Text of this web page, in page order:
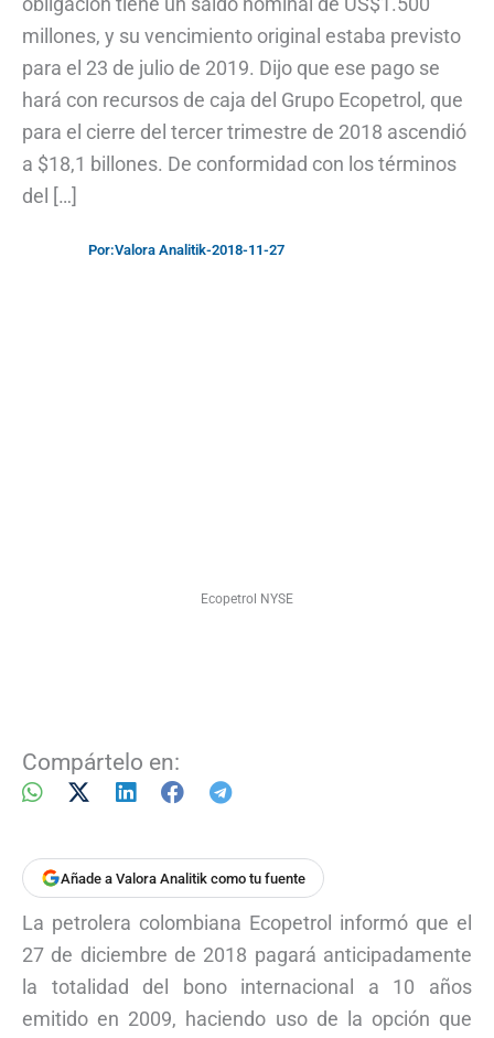
millones, y su vencimiento original estaba previsto
para el 23 de julio de 2019. Dijo que ese pago se
hará con recursos de caja del Grupo Ecopetrol, que
para el cierre del tercer trimestre de 2018 ascendió
a $18,1 billones. De conformidad con los términos
del […]
Por:Valora Analitik-2018-11-27
Ecopetrol NYSE
Compártelo en:
Añade a Valora Analitik como tu fuente
La petrolera colombiana Ecopetrol informó que el
27 de diciembre de 2018 pagará anticipadamente
la totalidad del bono internacional a 10 años
emitido en 2009, haciendo uso de la opción que